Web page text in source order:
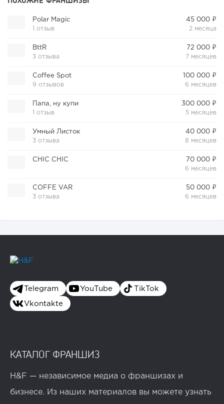
Polar Magic
1 отзыв
45 000 ₽
2 месяца
BttR
3 отзыва
72 000 ₽
7 месяцев
Coffee Spot
9 отзывов
100 000 ₽
6 месяцев
Папа, ну купи
1 отзыв
300 000 ₽
5 месяцев
Умный Листок
3 отзыва
40 000 ₽
8 месяцев
CHIC CHIC
70 000 ₽
6 месяцев
COFFE VAR
3 отзыва
50 000 ₽
6 месяцев
Telegram YouTube TikTok
Vkontakte
КАТАЛОГ ФРАНШИЗ
H&F — независимое медиа о франшизах и
бизнесе. Из наших материалов вы можете узнать